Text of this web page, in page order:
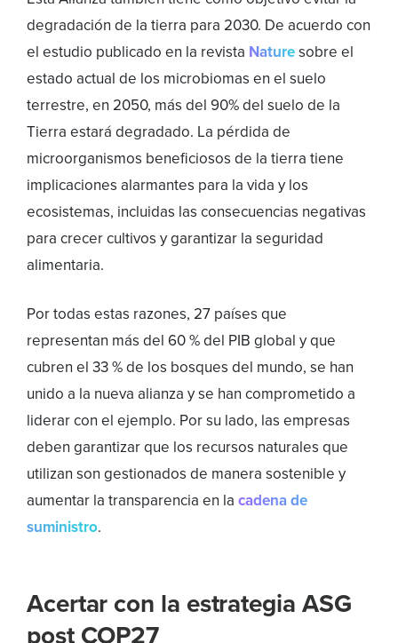
degradación de la tierra para 2030. De acuerdo con
el estudio publicado en la revista Naturesobre el
estado actual de los microbiomas en el suelo
terrestre, en 2050, más del 90% del suelo de la
Tierra estará degradado. La pérdida de
microorganismos beneficiosos de la tierra tiene
implicaciones alarmantes para la vida y los
ecosistemas, incluidas las consecuencias negativas
para crecer cultivos y garantizar la seguridad
alimentaria.
Por todas estas razones, 27 países que
representan más del 60 % del PIB global y que
cubren el 33 % de los bosques del mundo, se han
unido a la nueva alianza y se han comprometido a
liderar con el ejemplo. Por su lado, las empresas
deben garantizar que los recursos naturales que
utilizan son gestionados de manera sostenible y
aumentar la transparencia en la cadena de
suministro.
Acertar con la estrategia ASG
post COP27